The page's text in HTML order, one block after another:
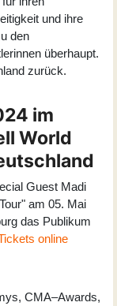
und ihre
den
überhaupt.
zurück.
im
World
Guest Madi
am 05. Mai
das Publikum
online
CMA–Awards,